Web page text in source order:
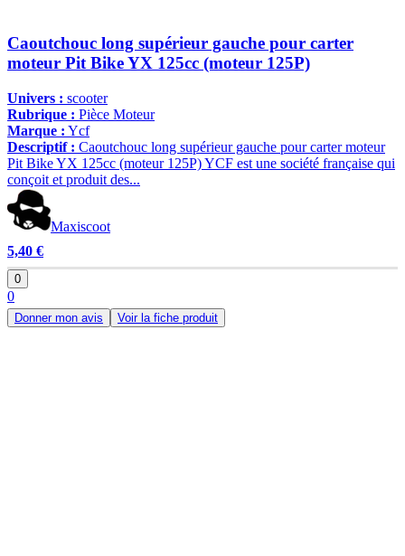
Caoutchouc long supérieur gauche pour carter
moteur Pit Bike YX 125cc (moteur 125P)
Univers : scooter
Rubrique : Pièce Moteur
Marque : Ycf
Descriptif : Caoutchouc long supérieur gauche pour carter moteur
Pit Bike YX 125cc (moteur 125P) YCF est une société française qui
conçoit et produit des...
Maxiscoot
5,40 €
0
0
Donner mon avis Voir la fiche produit